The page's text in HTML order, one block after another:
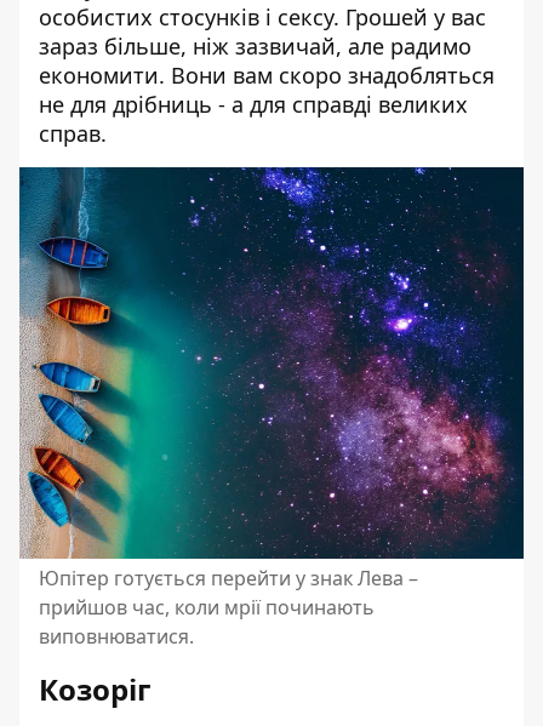
особистих стосунків і сексу. Грошей у вас
зараз більше, ніж зазвичай, але радимо
економити. Вони вам скоро знадобляться
не для дрібниць - а для справді великих
справ.
Юпітер готується перейти у знак Лева –
прийшов час, коли мрії починають
виповнюватися.
Козоріг